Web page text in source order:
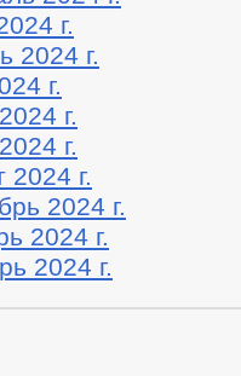
г.
2024 г.
г.
г.
г.
г.
2024 г.
2024 г.
2024 г.